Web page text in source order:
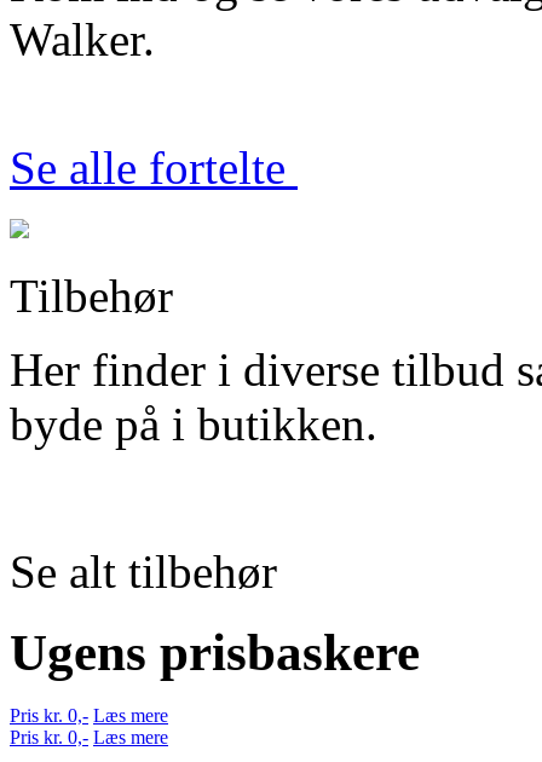
Walker.
Se alle fortelte
Tilbehør
Her finder i diverse tilbud
byde på i butikken.
Se alt tilbehør
Ugens prisbaskere
Pris kr. 0,- Læs mere
Pris kr. 0,- Læs mere